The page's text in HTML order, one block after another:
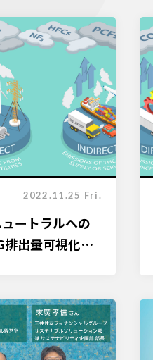
2022.11.25 Fri.
ュートラルへの
出量可視化方